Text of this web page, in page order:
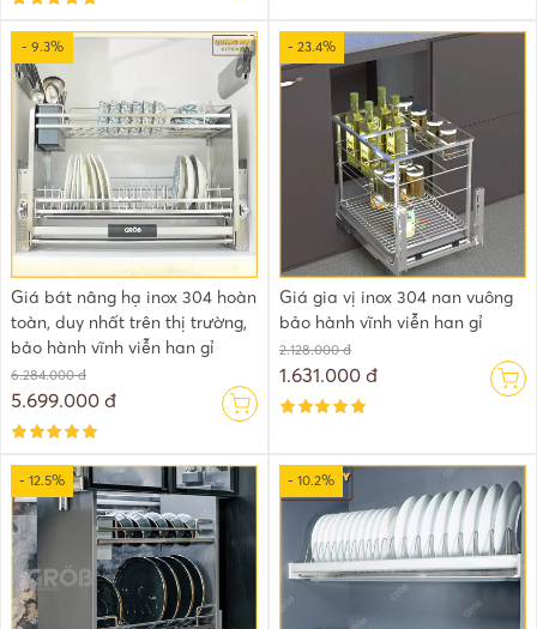
- 9.3%
Giá bát nâng hạ inox 304 hoàn
toàn, duy nhất trên thị trường,
bảo hành vĩnh viễn han gỉ
6.284.000 đ
5.699.000 đ
- 23.4%
Giá gia vị inox 304 nan vuông
bảo hành vĩnh viễn han gỉ
2.128.000 đ
1.631.000 đ
- 12.5% - 10.2%